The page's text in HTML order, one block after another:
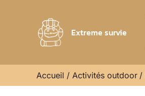
Extreme survie
Accueil Activités outdoor